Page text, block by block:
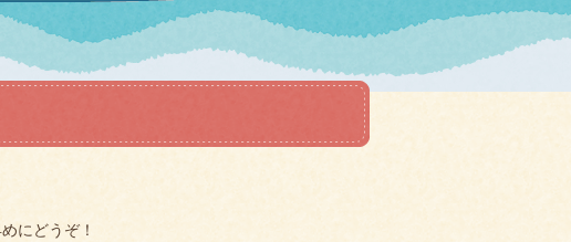
にどうぞ！